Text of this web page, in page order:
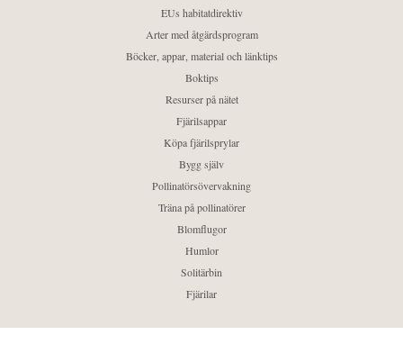
EUs habitatdirektiv
Arter med åtgärdsprogram
Böcker, appar, material och länktips
Boktips
Resurser på nätet
Fjärilsappar
Köpa fjärilsprylar
Bygg själv
Pollinatörsövervakning
Träna på pollinatörer
Blomflugor
Humlor
Solitärbin
Fjärilar